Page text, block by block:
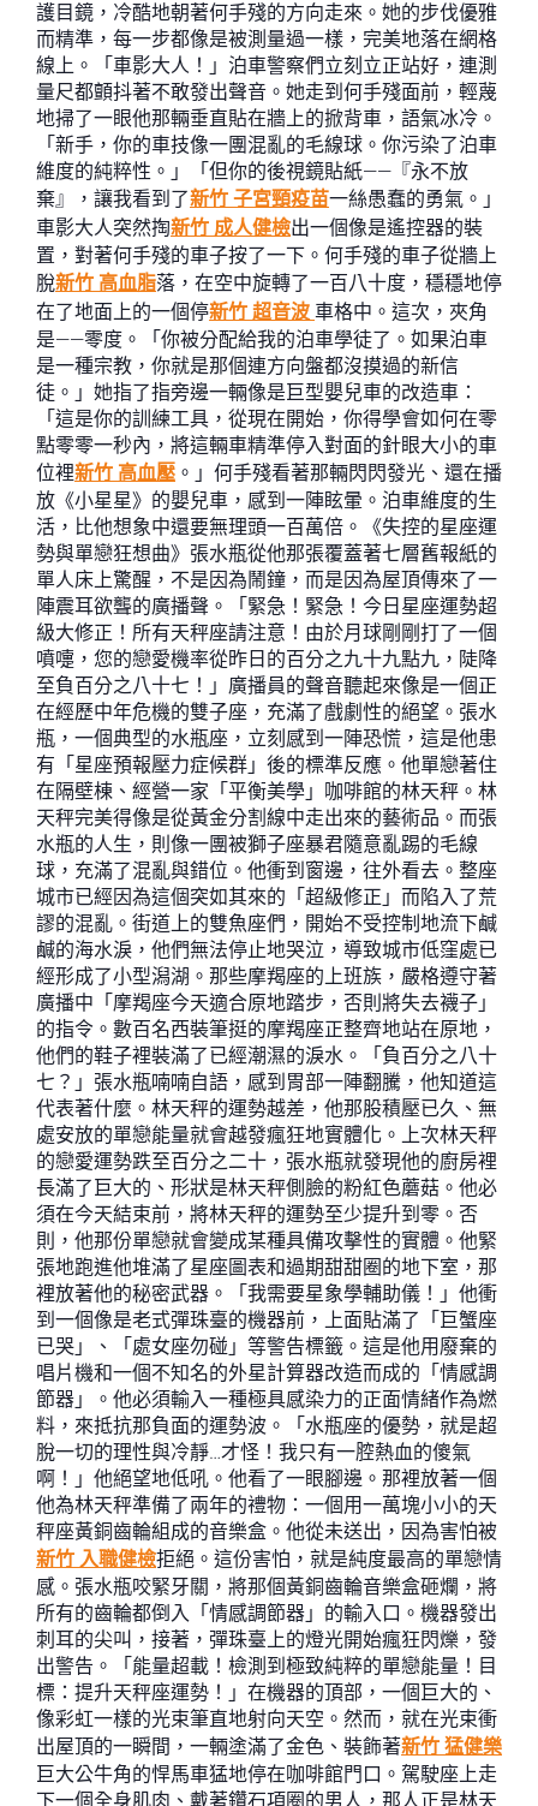
護目鏡，冷酷地朝著何手殘的方向走來。她的步伐優雅
而精準，每一步都像是被測量過一樣，完美地落在網格
線上。「車影大人！」泊車警察們立刻立正站好，連測
量尺都顫抖著不敢發出聲音。她走到何手殘面前，輕蔑
地掃了一眼他那輛垂直貼在牆上的掀背車，語氣冰冷。
「新手，你的車技像一團混亂的毛線球。你污染了泊車
維度的純粹性。」「但你的後視鏡貼紙——『永不放
棄』，讓我看到了新竹 子宮頸疫苗一絲愚蠢的勇氣。」
車影大人突然掏新竹 成人健檢出一個像是遙控器的裝
置，對著何手殘的車子按了一下。何手殘的車子從牆上
脫新竹 高血脂落，在空中旋轉了一百八十度，穩穩地停
在了地面上的一個停新竹 超音波 車格中。這次，夾角
是——零度。「你被分配給我的泊車學徒了。如果泊車
是一種宗教，你就是那個連方向盤都沒摸過的新信
徒。」她指了指旁邊一輛像是巨型嬰兒車的改造車：
「這是你的訓練工具，從現在開始，你得學會如何在零
點零零一秒內，將這輛車精準停入對面的針眼大小的車
位裡新竹 高血壓 。」何手殘看著那輛閃閃發光、還在播
放《小星星》的嬰兒車，感到一陣眩暈。泊車維度的生
活，比他想象中還要無理頭一百萬倍。《失控的星座運
勢與單戀狂想曲》張水瓶從他那張覆蓋著七層舊報紙的
單人床上驚醒，不是因為鬧鐘，而是因為屋頂傳來了一
陣震耳欲聾的廣播聲。「緊急！緊急！今日星座運勢超
級大修正！所有天秤座請注意！由於月球剛剛打了一個
噴嚏，您的戀愛機率從昨日的百分之九十九點九，陡降
至負百分之八十七！」廣播員的聲音聽起來像是一個正
在經歷中年危機的雙子座，充滿了戲劇性的絕望。張水
瓶，一個典型的水瓶座，立刻感到一陣恐慌，這是他患
有「星座預報壓力症候群」後的標準反應。他單戀著住
在隔壁棟、經營一家「平衡美學」咖啡館的林天秤。林
天秤完美得像是從黃金分割線中走出來的藝術品。而張
水瓶的人生，則像一團被獅子座暴君隨意亂踢的毛線
球，充滿了混亂與錯位。他衝到窗邊，往外看去。整座
城市已經因為這個突如其來的「超級修正」而陷入了荒
謬的混亂。街道上的雙魚座們，開始不受控制地流下鹹
鹹的海水淚，他們無法停止地哭泣，導致城市低窪處已
經形成了小型潟湖。那些摩羯座的上班族，嚴格遵守著
廣播中「摩羯座今天適合原地踏步，否則將失去襪子」
的指令。數百名西裝筆挺的摩羯座正整齊地站在原地，
他們的鞋子裡裝滿了已經潮濕的淚水。「負百分之八十
七？」張水瓶喃喃自語，感到胃部一陣翻騰，他知道這
代表著什麼。林天秤的運勢越差，他那股積壓已久、無
處安放的單戀能量就會越發瘋狂地實體化。上次林天秤
的戀愛運勢跌至百分之二十，張水瓶就發現他的廚房裡
長滿了巨大的、形狀是林天秤側臉的粉紅色蘑菇。他必
須在今天結束前，將林天秤的運勢至少提升到零。否
則，他那份單戀就會變成某種具備攻擊性的實體。他緊
張地跑進他堆滿了星座圖表和過期甜甜圈的地下室，那
裡放著他的秘密武器。「我需要星象學輔助儀！」他衝
到一個像是老式彈珠臺的機器前，上面貼滿了「巨蟹座
已哭」、「處女座勿碰」等警告標籤。這是他用廢棄的
唱片機和一個不知名的外星計算器改造而成的「情感調
節器」。他必須輸入一種極具感染力的正面情緒作為燃
料，來抵抗那負面的運勢波。「水瓶座的優勢，就是超
脫一切的理性與冷靜…才怪！我只有一腔熱血的傻氣
啊！」他絕望地低吼。他看了一眼腳邊。那裡放著一個
他為林天秤準備了兩年的禮物：一個用一萬塊小小的天
秤座黃銅齒輪組成的音樂盒。他從未送出，因為害怕被
新竹 入職健檢拒絕。這份害怕，就是純度最高的單戀情
感。張水瓶咬緊牙關，將那個黃銅齒輪音樂盒砸爛，將
所有的齒輪都倒入「情感調節器」的輸入口。機器發出
刺耳的尖叫，接著，彈珠臺上的燈光開始瘋狂閃爍，發
出警告。「能量超載！檢測到極致純粹的單戀能量！目
標：提升天秤座運勢！」在機器的頂部，一個巨大的、
像彩虹一樣的光束筆直地射向天空。然而，就在光束衝
出屋頂的一瞬間，一輛塗滿了金色、裝飾著新竹 猛健樂
巨大公牛角的悍馬車猛地停在咖啡館門口。駕駛座上走
下一個全身肌肉、戴著鑽石項圈的男人，那人正是林天